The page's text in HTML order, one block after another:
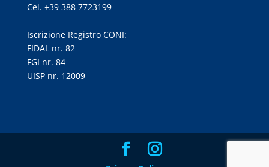
Cel. +39 388 7723199
Iscrizione Registro CONI:
FIDAL nr. 82
FGI nr. 84
UISP nr. 12009